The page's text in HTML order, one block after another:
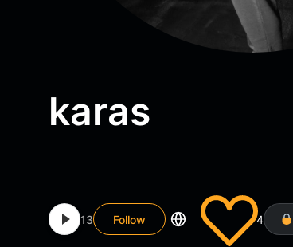
karas
13 Follow 4